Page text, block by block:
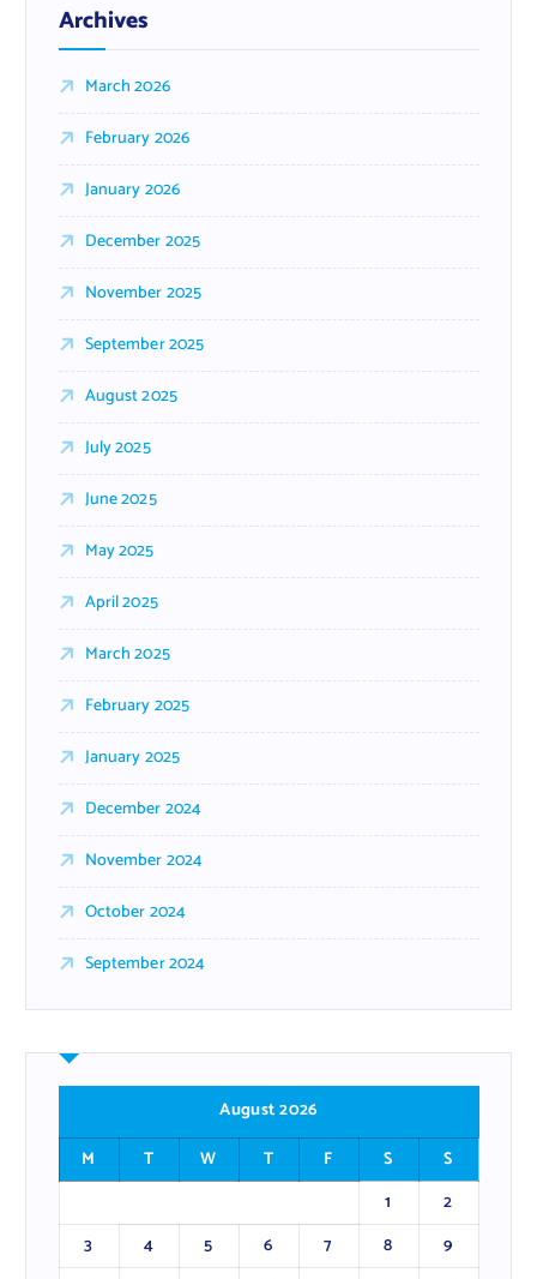
Archives
March 2026
February 2026
January 2026
December 2025
November 2025
September 2025
August 2025
July 2025
June 2025
May 2025
April 2025
March 2025
February 2025
January 2025
December 2024
November 2024
October 2024
September 2024
August 2026
M
T W T F S
S
1
2
3
4 5 6 7 8
9